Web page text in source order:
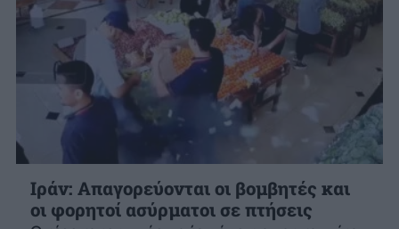
Ιράν: Απαγορεύονται οι βομβητές και
οι φορητοί ασύρματοι σε πτήσεις